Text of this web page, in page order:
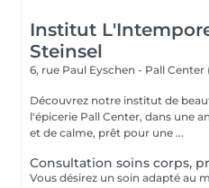
Institut
Steinsel
6, rue Paul Eyschen - Pall Center
Découvrez notre institut de
l'épicerie Pall Center, dans une
et de calme, prêt pour une ...
Consultation soins corps,